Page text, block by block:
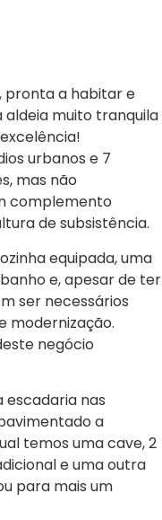
pronta a habitar e
aldeia muito tranquila
urbanos e 7
mas não
complemento
de subsistência.
equipada, uma
e, apesar de ter
ser necessários
modernização.
negócio
escadaria nas
a
temos uma cave, 2
e uma outra
para mais um